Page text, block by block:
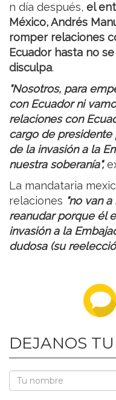
n día después, el
México, Andrés
romper relaciones
Ecuador hasta no
disculpa.
"Nosotros, para
con Ecuador ni
relaciones con
cargo de
de la invasión a la
nuestra soberanía",
La mandataria
relaciones "no van
reanudar porque él
invasión a la
dudosa (su
DEJANOS